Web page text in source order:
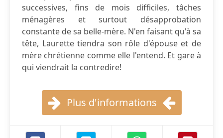
successives, fins de mois difficiles, tâches
ménagères et surtout désapprobation
constante de sa belle-mère. N'en faisant qu'à sa
tête, Laurette tiendra son rôle d'épouse et de
mère chrétienne comme elle l'entend. Et gare à
qui viendrait la contredire!
Plus d'informations